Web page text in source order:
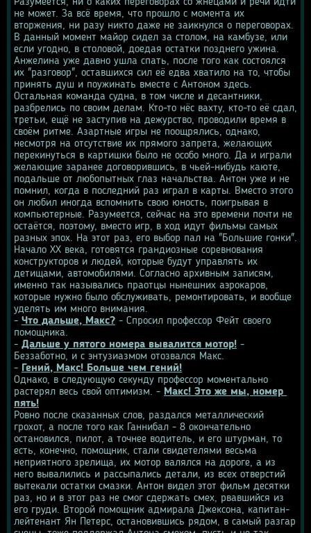
не может. За всё время, что прошло с момента их
вторжения, ни разу никто даже не заикнулся о переговорах.
В данный момент майор сидел за столом, на камбузе, или
если угодно, в столовой, доедая остатки позднего ужина.
Анжелина уже давно ушла спать, после того как состоялся
их "разговор", оставшихся сил её едва хватило на то, чтобы
принять душ и поужинать вместе с Антоном здесь.
Остальная команда судна, в том числе и десантники,
разбрелись по своим делам. Кто-то нёс вахту, кто-то её сдал,
третьи, ещё не заступив на дежурство, проводили время в
своём ритме. Азартные игры не поощрялись, однако,
несмотря на отсутствие их прямого запрета, желающих
перекинуться в картишки было не особо много. Да и играли
желающие заранее договорившись, в чьей-нибудь каюте,
подальше от любопытных глаз начальства. Антон уже и не
помнил, когда в последний раз играл в карты. Вместо этого
он любил иногда вспомнить свою юность, поигрывая в
компьютерные. Разумеется, сейчас на это времени почти не
остаётся, поэтому, вместо игр, в ход идут фильмы самых
разных эпох. На этот раз, его выбор пал на "Большие гонки".
Начало XX века, готовятся грандиозные соревнования
конструкторов и людей, которые будут управлять их
детищами, автомобилями. Согласно архивным записям,
именно так назывались праотцы нынешних аэрокаров,
которые нужно было обслуживать, ремонтировать, и вообще
уделять им много внимания.
- Что дальше, Макс? - Спросил профессор Фейт своего
помощника.
- Дальше у пятого номера вывалится мотор! -
Беззаботно, и с энтузиазмом отозвался Макс.
- Гений, Макс! Больше чем гений!
Однако, в следующую секунду профессор моментально
растерял весь свой оптимизм. - Макс! Это же мы, номер
пять!
Ровно после сказанных слов, раздался металлический
грохот, а после того как Ганнибал - 8 окончательно
остановился, пилот, а точнее водитель, и его штурман, то
есть, конечно, помощник, стали свидетелями весьма
неприятного зрелища, их мотор валялся на дороге, а из
него вывалились и рассыпались детали, из всех отверстий
вытекали остатки смазки. Антон видел этот фильм десятки
раз, но и в этот раз не смог сдержать смех, рвавшийся из
его груди. Второй помощник адмирала Джексона, капитан-
лейтенант Ян Петерс, остановившись рядом, в самый разгар